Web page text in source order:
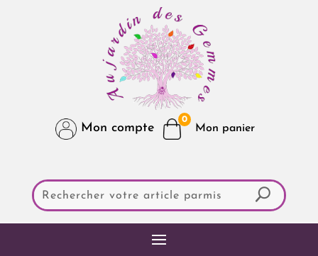
Mon compte
0